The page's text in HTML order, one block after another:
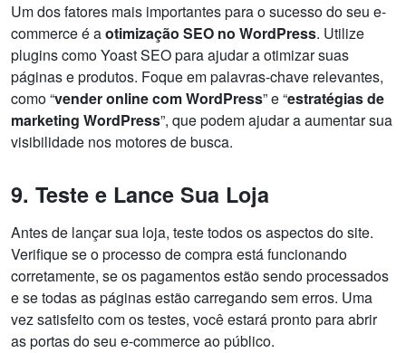
Um dos fatores mais importantes para o sucesso do seu e-
commerce é aotimização SEO no WordPress. Utilize
plugins como Yoast SEO para ajudar a otimizar suas
páginas e produtos. Foque em palavras-chave relevantes,
como “vender online com WordPress” e “estratégias de
marketing WordPress”, que podem ajudar a aumentar sua
visibilidade nos motores de busca.
9. Teste e Lance Sua Loja
Antes de lançar sua loja, teste todos os aspectos do site.
Verifique se o processo de compra está funcionando
corretamente, se os pagamentos estão sendo processados
e se todas as páginas estão carregando sem erros. Uma
vez satisfeito com os testes, você estará pronto para abrir
as portas do seu e-commerce ao público.